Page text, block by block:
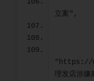
立案",
"https://
理发店涉嫌